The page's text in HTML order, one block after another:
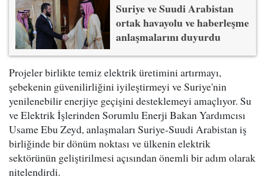
Suriye ve Suudi Arabistan
ortak havayolu ve haberleşme
anlaşmalarını duyurdu
Projeler birlikte temiz elektrik üretimini artırmayı,
şebekenin güvenilirliğini iyileştirmeyi ve Suriye'nin
yenilenebilir enerjiye geçişini desteklemeyi amaçlıyor. Su
ve Elektrik İşlerinden Sorumlu Enerji Bakan Yardımcısı
Usame Ebu Zeyd, anlaşmaları Suriye-Suudi Arabistan iş
birliğinde bir dönüm noktası ve ülkenin elektrik
sektörünün geliştirilmesi açısından önemli bir adım olarak
nitelendirdi.